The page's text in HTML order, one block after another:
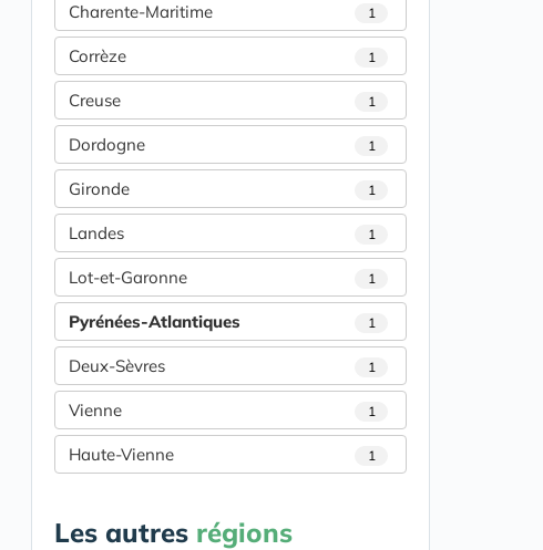
Charente-Maritime 1
Corrèze 1
Creuse 1
Dordogne 1
Gironde 1
Landes 1
Lot-et-Garonne 1
Pyrénées-Atlantiques 1
Deux-Sèvres 1
Vienne 1
Haute-Vienne 1
Les autres régions